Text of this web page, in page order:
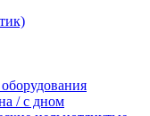
/ с дном